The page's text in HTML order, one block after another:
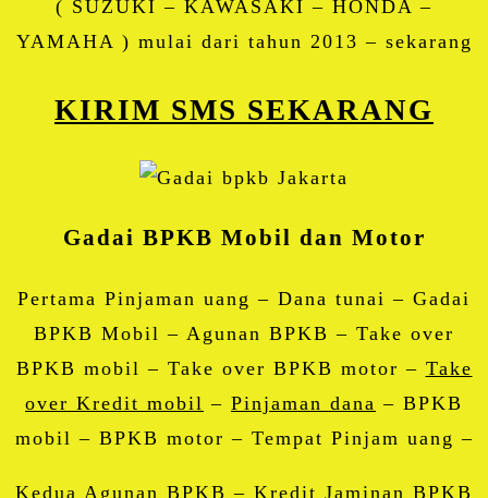
( SUZUKI – KAWASAKI – HONDA –
YAMAHA ) mulai dari tahun 2013 – sekarang
KIRIM SMS SEKARANG
Gadai BPKB Mobil dan Motor
Pertama Pinjaman uang – Dana tunai – Gadai
BPKB Mobil – Agunan BPKB – Take over
BPKB mobil – Take over BPKB motor – Take
over Kredit mobil – Pinjaman dana – BPKB
mobil – BPKB motor – Tempat Pinjam uang –
Kedua Agunan BPKB – Kredit Jaminan BPKB